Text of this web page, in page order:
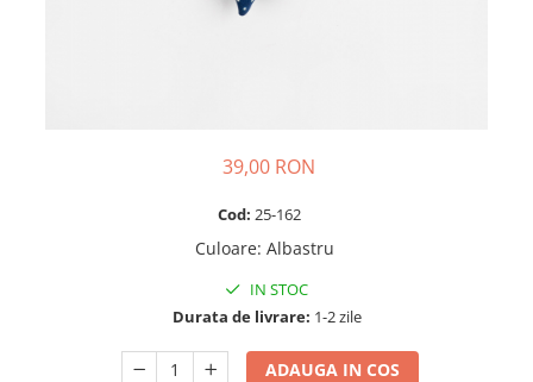
39,00 RON
Cod: 25-162
Culoare: Albastru
IN STOC
Durata de livrare: 1-2 zile
ADAUGA IN COS